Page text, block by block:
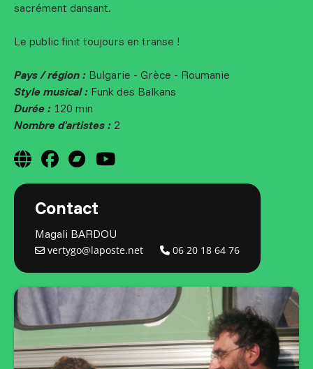
sacrément dansant.
Le public finit toujours en transe !
Pays / région : Bulgarie - Grèce - Roumanie
Style musical : Funk des Balkans
Durée : 120 min
Nombre d'artistes : 2
Contact
Magali BARDOU
vertygo@laposte.net 06 20 18 64 76